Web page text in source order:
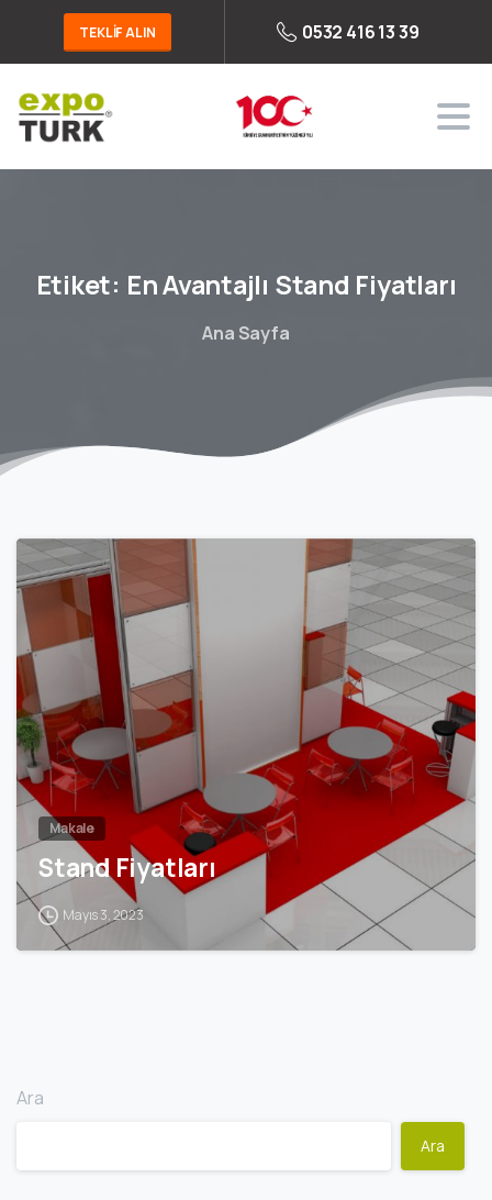
TEKLİF ALIN 0532 416 13 39
Etiket: EnAvantajlı Stand Fiyatları
Ana Sayfa
0
Makale
Stand Fiyatları
Mayıs 3, 2023
Ara
Ara